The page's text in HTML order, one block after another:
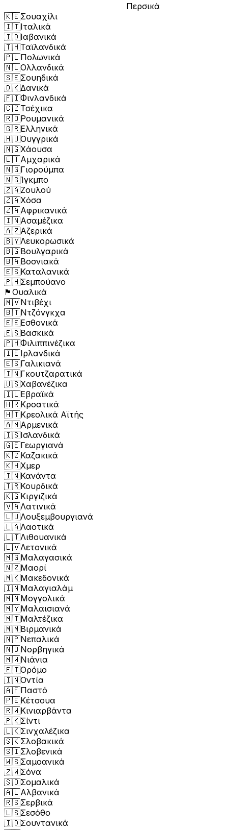
Περσικά
🇰🇪Σουαχίλι
🇮🇹Ιταλικά
🇮🇩Ιαβανικά
🇹🇭Ταϊλανδικά
🇵🇱Πολωνικά
🇳🇱Ολλανδικά
🇸🇪Σουηδικά
🇩🇰Δανικά
🇫🇮Φινλανδικά
🇨🇿Τσέχικα
🇷🇴Ρουμανικά
🇬🇷Ελληνικά
🇭🇺Ουγγρικά
🇳🇬Χάουσα
🇪🇹Αμχαρικά
🇳🇬Γιορούμπα
🇳🇬Ίγκμπο
🇿🇦Ζουλού
🇿🇦Χόσα
🇿🇦Αφρικανικά
🇮🇳Ασαμέζικα
🇦🇿Αζερικά
🇧🇾Λευκορωσικά
🇧🇬Βουλγαρικά
🇧🇦Βοσνιακά
🇪🇸Καταλανικά
🇵🇭Σεμπούανο
🏴󠁧󠁢󠁷󠁬󠁳󠁿 Ουαλικά
🇲🇻Ντιβέχι
🇧🇹Ντζόνγκχα
🇪🇪Εσθονικά
🇪🇸Βασκικά
🇵🇭Φιλιππινέζικα
🇮🇪Ιρλανδικά
🇪🇸Γαλικιανά
🇮🇳Γκουτζαρατικά
🇺🇸Χαβανέζικα
🇮🇱Εβραϊκά
🇭🇷Κροατικά
🇭🇹Κρεολικά Αϊτής
🇦🇲Αρμενικά
🇮🇸Ισλανδικά
🇬🇪Γεωργιανά
🇰🇿Καζακικά
🇰🇭Χμερ
🇮🇳Κανάντα
🇹🇷Κουρδικά
🇰🇬Κιργιζικά
🇻🇦Λατινικά
🇱🇺Λουξεμβουργιανά
🇱🇦Λαοτικά
🇱🇹Λιθουανικά
🇱🇻Λετονικά
🇲🇬Μαλαγασικά
🇳🇿Μαορί
🇲🇰Μακεδονικά
🇮🇳Μαλαγιαλάμ
🇲🇳Μογγολικά
🇲🇾Μαλαισιανά
🇲🇹Μαλτέζικα
🇲🇲Βιρμανικά
🇳🇵Νεπαλικά
🇳🇴Νορβηγικά
🇲🇼Νιάνια
🇪🇹Ορόμο
🇮🇳Οντία
🇦🇫Παστό
🇵🇪Κέτσουα
🇷🇼Κινιαρβάντα
🇵🇰Σίντι
🇱🇰Σινχαλέζικα
🇸🇰Σλοβακικά
🇸🇮Σλοβενικά
🇼🇸Σαμοανικά
🇿🇼Σόνα
🇸🇴Σομαλικά
🇦🇱Αλβανικά
🇷🇸Σερβικά
🇱🇸Σεσόθο
🇮🇩Σουντανικά